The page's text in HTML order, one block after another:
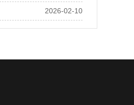
2026-02-10